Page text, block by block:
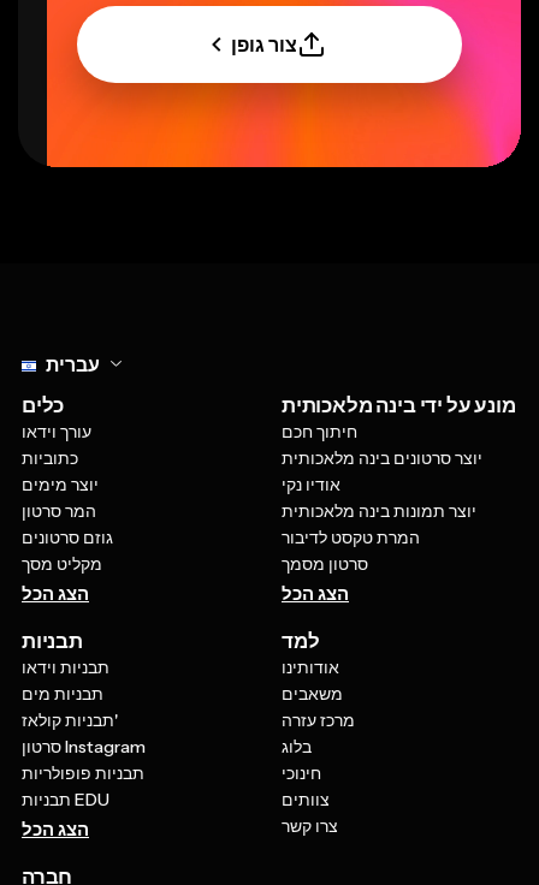
צור גופן
עברית
כלים
עורך וידאו
כתוביות
יוצר מימים
המר סרטון
גוזם סרטונים
מקליט מסך
הצג הכל
מונע על ידי בינה מלאכותית
חיתוך חכם
יוצר סרטונים בינה מלאכותית
אודיו נקי
יוצר תמונות בינה מלאכותית
המרת טקסט לדיבור
סרטון מסמך
הצג הכל
תבניות
תבניות וידאו
תבניות מים
תבניות קולאז'
סרטון Instagram
תבניות פופולריות
תבניות EDU
הצג הכל
למד
אודותינו
משאבים
מרכז עזרה
בלוג
חינוכי
צוותים
צרו קשר
חברה